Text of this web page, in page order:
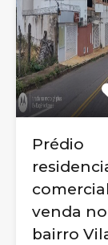
Prédio
venda no
bairro